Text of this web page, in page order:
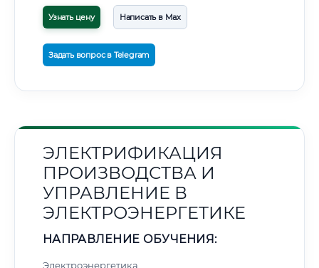
Узнать цену Написать в Max
Задать вопрос в Telegram
ЭЛЕКТРИФИКАЦИЯ
ПРОИЗВОДСТВА И
УПРАВЛЕНИЕ В
ЭЛЕКТРОЭНЕРГЕТИКЕ
НАПРАВЛЕНИЕ ОБУЧЕНИЯ:
Электроэнергетика